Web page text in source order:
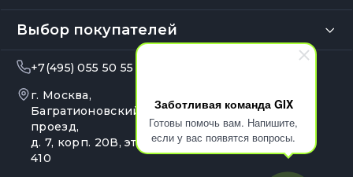
Заботливая команда GIX
Готовы помочь вам. Напишите,
если у вас появятся вопросы.
Выбор покупателей
+7(495) 055 50 55
г. Москва,
Багратионовский
проезд,
д. 7, корп. 20В, эт. 4, оф.
410
Ежедневно